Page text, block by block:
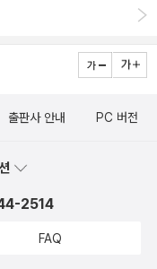
출판사 안내 PC 버전
2514
FAQ